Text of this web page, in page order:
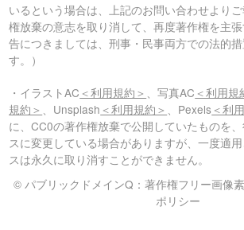
いるという場合は、上記のお問い合わせより
権放棄の意志を取り消して、再度著作権を主
告につきましては、刑事・民事両方での法的
す。）
・イラストAC ＜利用規約＞ 、写真AC ＜利用規
規約＞
、Unsplash ＜利用規約＞ 、Pexels ＜利
に、CC0の著作権放棄で公開していたものを
スに変更している場合がありますが、一度適
スは永久に取り消すことができません。
© パブリックドメインQ：著作権フリー画像
ポリシー